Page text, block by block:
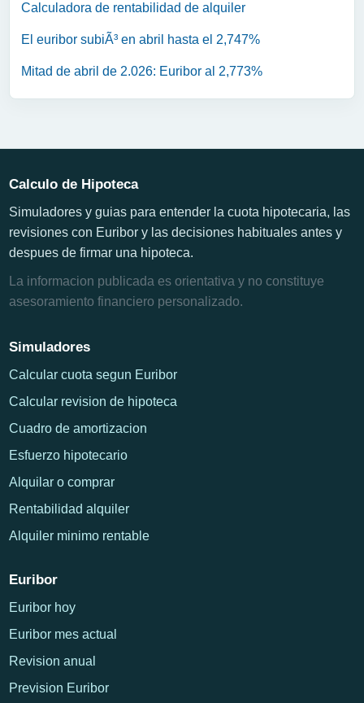
Calculadora de rentabilidad de alquiler
El euribor subiÃ³ en abril hasta el 2,747%
Mitad de abril de 2.026: Euribor al 2,773%
Calculo de Hipoteca
Simuladores y guias para entender la cuota hipotecaria, las
revisiones con Euribor y las decisiones habituales antes y
despues de firmar una hipoteca.
La informacion publicada es orientativa y no constituye
asesoramiento financiero personalizado.
Simuladores
Calcular cuota segun Euribor
Calcular revision de hipoteca
Cuadro de amortizacion
Esfuerzo hipotecario
Alquilar o comprar
Rentabilidad alquiler
Alquiler minimo rentable
Euribor
Euribor hoy
Euribor mes actual
Revision anual
Prevision Euribor